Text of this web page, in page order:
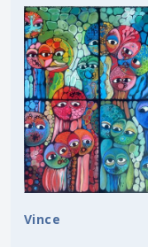
Vince